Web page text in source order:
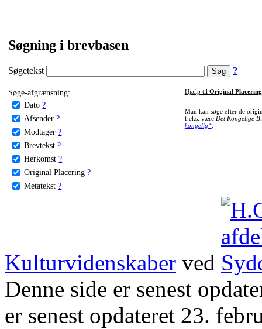
Søgning i brevbasen
Søgetekst ?
Søge-afgrænsning:
Dato ?
Afsender ?
Modtager ?
Brevtekst ?
Herkomst ?
Original Placering ?
Metatekst ?
Hjælp til Original Placering
Man kan søge efter de
f.eks. være Det Kongelige
kongelig*.
Kulturvidenskaber ved
Denne side er senest
er senest opdateret 23.